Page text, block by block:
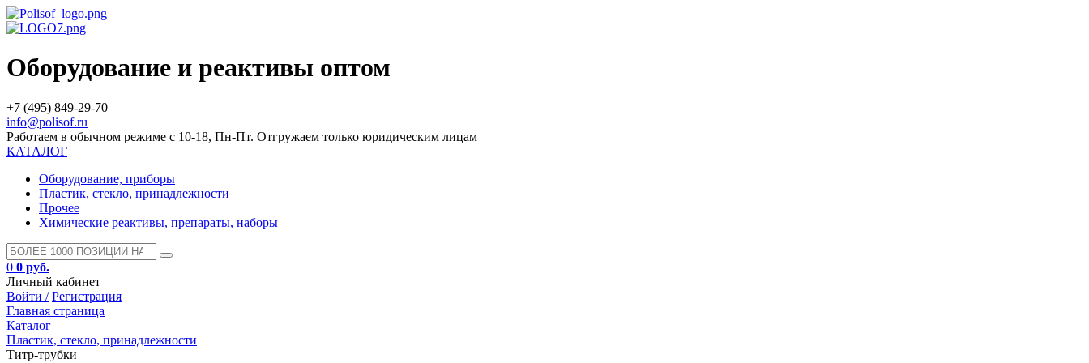
Оборудование и реактивы оптом
+7 (495) 849-29-70
info@polisof.ru
Работаем в обычном режиме с 10-18, Пн-Пт. Отгружаем только юридическим лицам
КАТАЛОГ
Оборудование, приборы
Пластик, стекло, принадлежности
Прочее
Химические реактивы, препараты, наборы
0 0 руб.
Личный кабинет
Войти / Регистрация
Главная страница
Каталог
Пластик, стекло, принадлежности
Титр-трубки